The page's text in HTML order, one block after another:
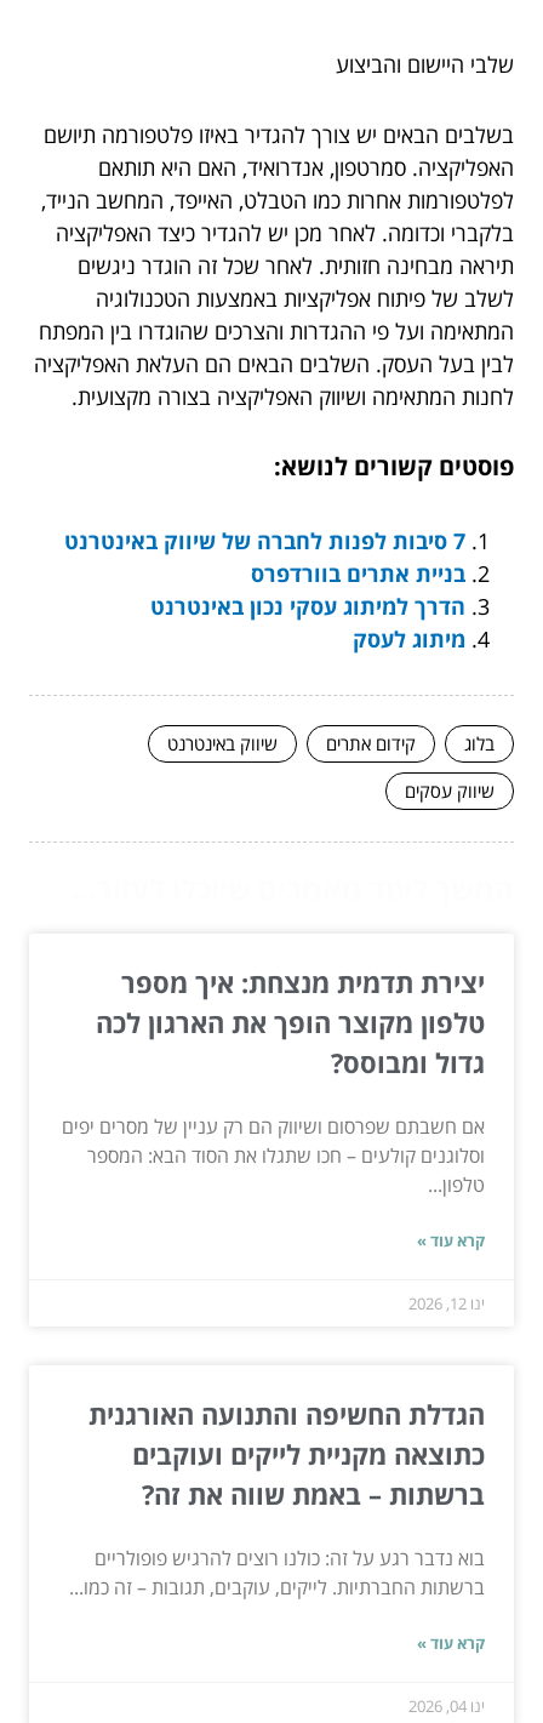
שלבי היישום והביצוע
בשלבים הבאים יש צורך להגדיר באיזו פלטפורמה תיושם
האפליקציה. סמרטפון, אנדרואיד, האם היא תותאם
לפלטפורמות אחרות כמו הטבלט, האייפד, המחשב הנייד,
בלקברי וכדומה. לאחר מכן יש להגדיר כיצד האפליקציה
תיראה מבחינה חזותית. לאחר שכל זה הוגדר ניגשים
לשלב של פיתוח אפליקציות באמצעות הטכנולוגיה
המתאימה ועל פי ההגדרות והצרכים שהוגדרו בין המפתח
לבין בעל העסק. השלבים הבאים הם העלאת האפליקציה
לחנות המתאימה ושיווק האפליקציה בצורה מקצועית.
פוסטים קשורים לנושא:
7 סיבות לפנות לחברה של שיווק באינטרנט
בניית אתרים בוורדפרס
הדרך למיתוג עסקי נכון באינטרנט
מיתוג לעסק
בלוג קידום אתרים
שיווק באינטרנט
שיווק עסקים
יצירת תדמית מנצחת: איך מספר
טלפון מקוצר הופך את הארגון לכה
גדול ומבוסס?
אם חשבתם שפרסום ושיווק הם רק עניין של מסרים יפים
וסלוגנים קולעים – חכו שתגלו את הסוד הבא: המספר
טלפון...
קרא עוד »
ינו 12, 2026
הגדלת החשיפה והתנועה האורגנית
כתוצאה מקניית לייקים ועוקבים
ברשתות – באמת שווה את זה?
בוא נדבר רגע על זה: כולנו רוצים להרגיש פופולריים
ברשתות החברתיות. לייקים, עוקבים, תגובות – זה כמו...
קרא עוד »
ינו 04, 2026